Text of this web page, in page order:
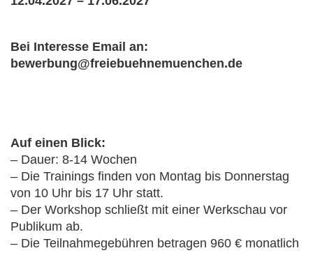
Bei Interesse Email an:
bewerbung@freiebuehnemuenchen.de
Auf einen Blick:
– Dauer: 8-14 Wochen
– Die Trainings finden von Montag bis Donnerstag
von 10 Uhr bis 17 Uhr statt.
– Der Workshop schließt mit einer Werkschau vor
Publikum ab.
– Die Teilnahmegebühren betragen 960 € monatlich